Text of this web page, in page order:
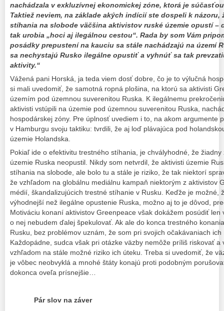
nachádzala v exkluzívnej ekonomickej zóne, ktorá je
Taktiež neviem, na základe akých indícií ste dospeli k názoru,
stíhania na slobode väčšina aktivistov ruské územie opustí –
tak urobia „hoci aj ilegálnou cestou“. Rada by som Vám
posádky prepustení na kauciu sa stále nachádzajú na území
sa nechystajú Rusko ilegálne opustiť a vyhnúť sa tak
aktivity.“
Vážená pani Horská, ja teda viem dosť dobre, čo je to výlučná
si mali uvedomiť, že samotná ropná plošina, na ktorú sa aktivisti
územím pod územnou suverenitou Ruska. K ilegálnemu
aktivisti vstúpili na územie pod územnou suverenitou Ruska,
hospodárskej zóny. Pre úplnosť uvediem i to, na akom argumente
v Hamburgu svoju taktiku: tvrdili, že aj loď plávajúca pod
územie Holandska.
Pokiaľ ide o efektivitu trestného stíhania, je chvályhodné, že
územie Ruska neopustil. Nikdy som netvrdil, že aktivisti územie
stíhania na slobode, ale bolo tu a stále je riziko, že tak niektorí
že vzhľadom na globálnu mediálnu kampaň niektorým z aktivistov
médií, škandalizujúcich trestné stíhanie v Rusku. Keďže je možné,
výhodnejší než ilegálne opustenie Ruska, možno aj to je dôvod,
Motiváciu konaní aktivistov Greenpeace však dokážem posúdiť
o nej nebudem ďalej špekulovať. Ak ale do konca trestného
Rusku, bez problémov uznám, že som pri svojich očakávaniach
Každopádne, sudca však pri otázke väzby nemôže príliš riskovať
vzhľadom na stále možné riziko ich úteku. Treba si uvedomiť, že
je vôbec neobvyklá a mnohé štáty konajú proti podobným
dokonca oveľa prísnejšie…
Pár slov na záver